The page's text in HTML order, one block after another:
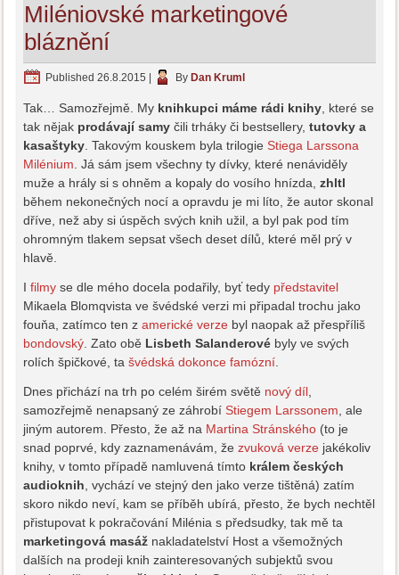
Miléniovské marketingové
bláznění
Published 26.8.2015 By Dan Kruml
Tak… Samozřejmě. My knihkupci máme rádi knihy, které se
tak nějak prodávají samy čili trháky či bestsellery,tutovky a
kasaštyky. Takovým kouskem byla trilogieStiega Larssona
Milénium. Já sám jsem všechny ty dívky, které nenáviděly
muže a hrály si s ohněm a kopaly do vosího hnízda,zhltl
během nekonečných nocí a opravdu je mi líto, že autor skonal
dříve, než aby si úspěch svých knih užil, a byl pak pod tím
ohromným tlakem sepsat všech deset dílů, které měl prý v
hlavě.
Ifilmy se dle mého docela podařily, byť tedy představitel
Mikaela Blomqvista ve švédské verzi mi připadal trochu jako
fouňa, zatímco ten zamerické verze byl naopak až přespříliš
bondovský. Zato obě Lisbeth Salanderové byly ve svých
rolích špičkové, tašvédská dokonce famózní.
Dnes přichází na trh po celém širém světě nový díl,
samozřejmě nenapsaný ze záhrobíStiegem Larssonem, ale
jiným autorem. Přesto, že až na Martina Stránského (to je
snad poprvé, kdy zaznamenávám, žezvuková verze jakékoliv
knihy, v tomto případě namluvená tímto králem českých
audioknih, vychází ve stejný den jako verze tištěná) zatím
skoro nikdo neví, kam se příběh ubírá, přesto, že bych nechtěl
přistupovat k pokračování Milénia s předsudky, tak mě ta
marketingová masáž nakladatelství Host a všemožných
dalších na prodeji knih zainteresovaných subjektů svou